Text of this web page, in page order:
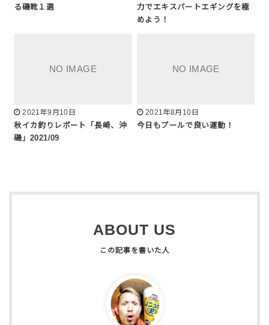
る磯靴１選
力でエキスパートエギングを極
めよう！
2021年9月10日
秋イカ釣りレポート「長崎、沖
磯」2021/09
2021年8月10日
今日もプールで良い運動！
ABOUT US